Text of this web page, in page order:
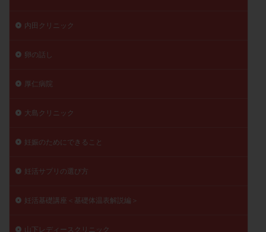
内田クリニック
卵の話し
厚仁病院
大島クリニック
妊娠のためにできること
妊活サプリの選び方
妊活基礎講座＜基礎体温表解説編＞
山下レディースクリニック